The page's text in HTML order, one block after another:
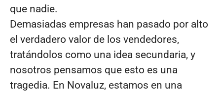
que nadie.
Demasiadas empresas han pasado por alto
el verdadero valor de los vendedores,
tratándolos como una idea secundaria, y
nosotros pensamos que esto es una
tragedia. En Novaluz, estamos en una